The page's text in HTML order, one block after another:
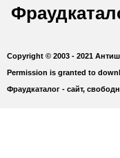
Copyright © 2003 - 2021
Permission is granted to
Фраудкаталог - сайт,